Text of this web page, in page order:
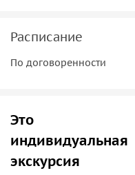
Расписание
По договоренности
Это
индивидуальная
экскурсия